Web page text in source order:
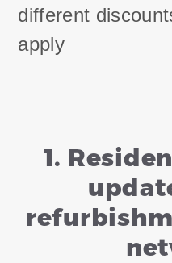
different
apply
1.